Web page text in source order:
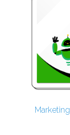
Marketing